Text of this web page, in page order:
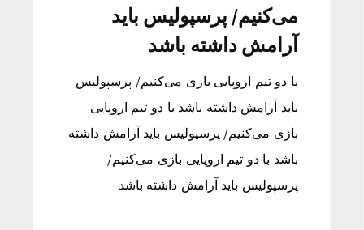
می‌کنیم/ پرسپولیس باید
آرامش داشته باشد
با دو تیم اروپایی بازی می‌کنیم/ پرسپولیس
باید آرامش داشته باشد با دو تیم اروپایی
بازی می‌کنیم/ پرسپولیس باید آرامش داشته
باشد با دو تیم اروپایی بازی می‌کنیم/
پرسپولیس باید آرامش داشته باشد